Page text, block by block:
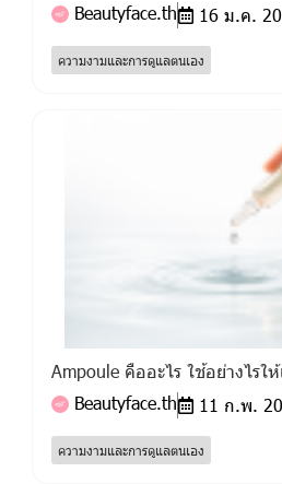
Beautyface.th
16 ม.ค.
ความงามและการดูแลตนเอง
Ampoule คืออะไร ใช้อย่างไรใ
Beautyface.th
11 ก.พ.
ความงามและการดูแลตนเอง